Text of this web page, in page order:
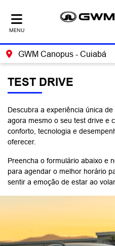
MENU
GWM Canopus - Cuiabá
TEST DRIVE
Descubra a experiência única
agora mesmo o seu test drive e
conforto, tecnologia e
oferecer.
Preencha o formulário abaixo e
para agendar o melhor horário
sentir a emoção de estar ao